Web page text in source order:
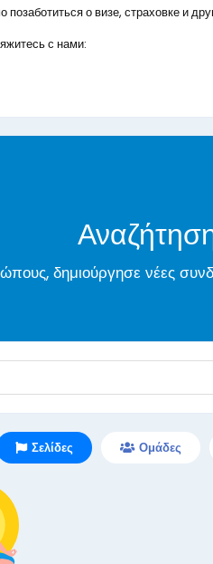
позаботиться о визе, страховке и
с нами:
δημιούργησε νέες
Σελίδες Ομάδες